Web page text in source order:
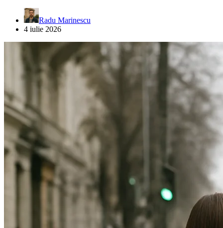
Radu Marinescu
4 iulie 2026